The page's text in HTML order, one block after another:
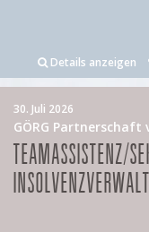
Details anzeigen
30. Juli 2026
GÖRG Partnerschaft
TEAMASSISTENZ/